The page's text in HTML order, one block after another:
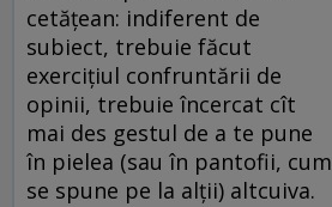
cetăţean: indiferent de
subiect, trebuie făcut
exerciţiul confruntării de
opinii, trebuie încercat cît
mai des gestul de a te pune
în pielea (sau în pantofii, cum
se spune pe la alţii) altcuiva.